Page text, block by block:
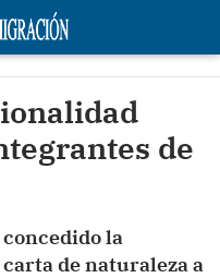
de
la
de naturaleza a